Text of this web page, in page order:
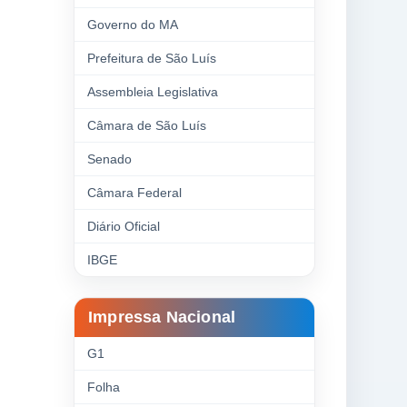
Governo do MA
Prefeitura de São Luís
Assembleia Legislativa
Câmara de São Luís
Senado
Câmara Federal
Diário Oficial
IBGE
Impressa Nacional
G1
Folha